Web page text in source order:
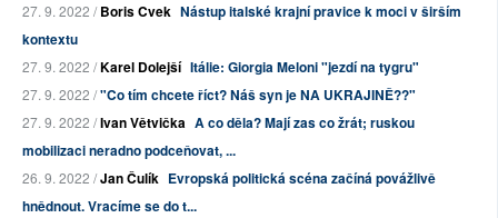
27. 9. 2022 /Boris Cvek Nástup italské krajní pravice k moci v širším
kontextu
27. 9. 2022 /Karel Dolejší Itálie: Giorgia Meloni "jezdí na tygru"
27. 9. 2022 /"Co tím chcete říct? Náš syn je NA UKRAJINĚ??"
27. 9. 2022 /Ivan Větvička A co děla? Mají zas co žrát; ruskou
mobilizaci neradno podceňovat, ...
26. 9. 2022 /Jan Čulík Evropská politická scéna začíná povážlivě
hnědnout. Vracíme se do t...